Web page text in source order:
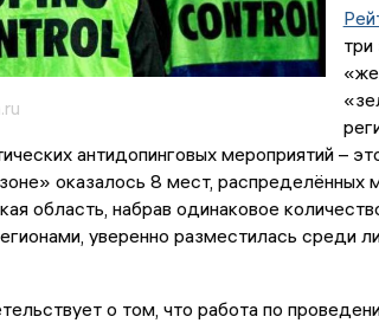
антидопинговых мероприятий –
оказалось 8 мест,
область, набрав одинаковое
уверенно разместилась среди
о том, что работа по